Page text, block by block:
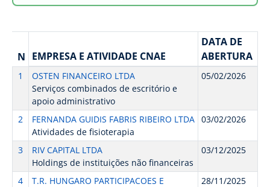
N EMPRESA E ATIVIDADE CNAE
DATA DE
ABERTURA
1
OSTEN FINANCEIRO LTDA
Serviços combinados de escritório e
apoio administrativo
05/02/2026
2
FERNANDA GUIDIS FABRIS RIBEIRO LTDA
Atividades de fisioterapia
03/02/2026
3
RIV CAPITAL LTDA
Holdings de instituições não financeiras
03/12/2025
4
T.R. HUNGARO PARTICIPACOES E
28/11/2025